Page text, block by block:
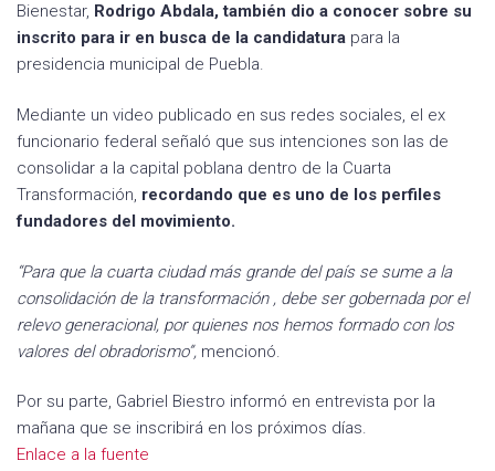
Bienestar, Rodrigo Abdala, también dio a conocer sobre su
inscrito para ir en busca de la candidatura para la
presidencia municipal de Puebla.
Mediante un video publicado en sus redes sociales, el ex
funcionario federal señaló que sus intenciones son las de
consolidar a la capital poblana dentro de la Cuarta
Transformación, recordando que es uno de los perfiles
fundadores del movimiento.
“Para que la cuarta ciudad más grande del país se sume a la
consolidación de la transformación , debe ser gobernada por el
relevo generacional, por quienes nos hemos formado con los
valores del obradorismo”, mencionó.
Por su parte, Gabriel Biestro informó en entrevista por la
mañana que se inscribirá en los próximos días.
Enlace a la fuente